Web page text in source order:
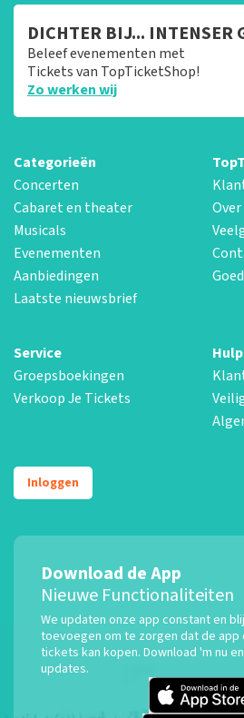
DICHTER BIJ... INTENSER
Beleef evenementen met
Tickets van TopTicketShop!
Zo werken wij
Categorieën
Concerten
Cabaret en theater
Musicals
Evenementen
Aanbiedingen
Laatste nieuwsbrief
Service
Groepsboekingen
Verkoop Je Tickets
Inloggen
Download de App
Nieuwe Functionaliteiten
We updaten onze app constant en
toevoegen om te zorgen dat de app
tickets kan kopen. Download 'm nu
updates.